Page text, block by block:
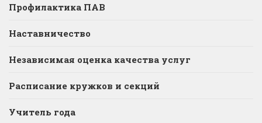
Профилактика ПАВ
Наставничество
Независимая оценка качества услуг
Расписание кружков и секций
Учитель года